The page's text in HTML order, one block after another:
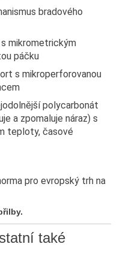
bradového
mikrometrickým
páčku
s mikroperforovanou
polycarbonát
a zpomaluje náraz) s
teploty, časové
pro evropský trh na
.
také